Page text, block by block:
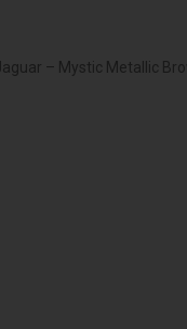
– Mystic Metallic